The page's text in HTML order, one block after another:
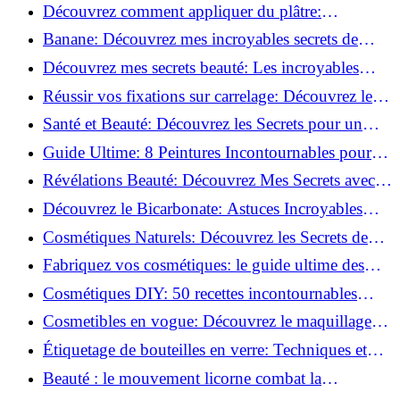
Découvrez comment appliquer du plâtre:
Techniques pour un mur intérieur parfait!
Banane: Découvrez mes incroyables secrets de
beauté!
Découvrez mes secrets beauté: Les incroyables
vertus du curcuma!
Réussir vos fixations sur carrelage: Découvrez les
astuces infaillibles !
Santé et Beauté: Découvrez les Secrets pour un
Bien-être Optimal!
Guide Ultime: 8 Peintures Incontournables pour
Bois Extérieurs!
Révélations Beauté: Découvrez Mes Secrets avec le
Thé Vert Matcha!
Découvrez le Bicarbonate: Astuces Incroyables
pour Votre Quotidien!
Cosmétiques Naturels: Découvrez les Secrets de
Beauté Éco-responsables!
Fabriquez vos cosmétiques: le guide ultime des
produits de beauté maison!
Cosmétiques DIY: 50 recettes incontournables
pour sublimer votre beauté naturelle!
Cosmetibles en vogue: Découvrez le maquillage
100% comestible!
Étiquetage de bouteilles en verre: Techniques et
astuces incontournables!
Beauté : le mouvement licorne combat la